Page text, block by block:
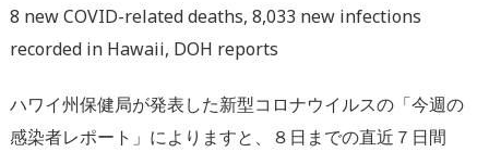
8 new COVID-related deaths, 8,033 new infections
recorded in Hawaii, DOH reports
ハワイ州保健局が発表した新型コロナウイルスの「今週の
感染者レポート」によりますと、８日までの直近７日間